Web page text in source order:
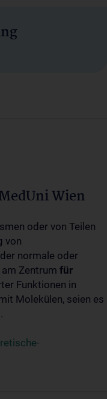
Wien
oder von Teilen
von
normale oder
Zentrum für
Funktionen in
Molekülen, seien es